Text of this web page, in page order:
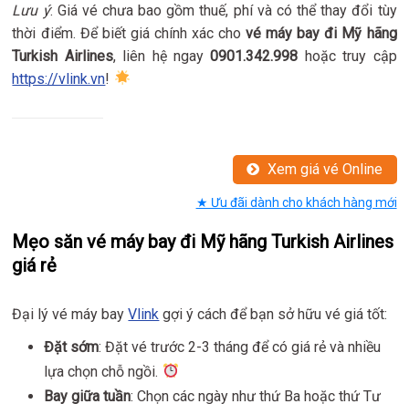
Lưu ý: Giá vé chưa bao gồm thuế, phí và có thể thay đổi tùy
thời điểm. Để biết giá chính xác chové máy bay đi Mỹ hãng
Turkish Airlines, liên hệ ngay0901.342.998 hoặc truy cập
https://vlink.vn!
Xem giá vé Online
★ Ưu đãi dành cho khách hàng mới
Mẹo săn vé máy bay đi Mỹ hãng Turkish Airlines
giá rẻ
Đại lý vé máy bayVlink gợi ý cách để bạn sở hữu vé giá tốt:
Đặt sớm: Đặt vé trước 2-3 tháng để có giá rẻ và nhiều
lựa chọn chỗ ngồi.
Bay giữa tuần: Chọn các ngày như thứ Ba hoặc thứ Tư